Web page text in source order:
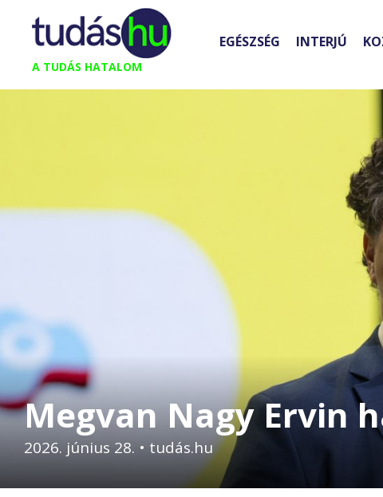
Kilépés
tartalomba
A TUDÁS HATALOM
EGÉSZSÉG INTERJÚ
Megvan Nagy Ervin
2026. június 28. • tudás.hu